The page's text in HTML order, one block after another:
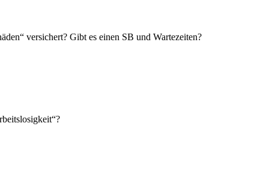
versichert? Gibt es einen SB und Wartezeiten?